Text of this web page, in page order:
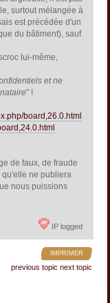
surtout mélangée à
est précédée d'un
du bâtiment), sauf
lui-même,
et ne
" !
board,26.0.html
de faux, de fraude
ne publiera
nous puissions
IP logged
IMPRIMER
previous topic next topic